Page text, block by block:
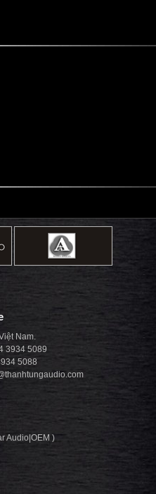
Nam.
3934 5089
5088
Audio|OEM )